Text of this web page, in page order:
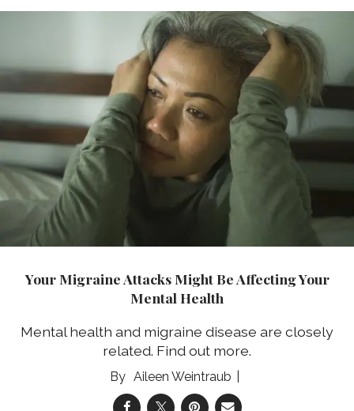
Your Migraine Attacks Might Be Affecting Your
Mental Health
Mental health and migraine disease are closely
related. Find out more.
Aileen Weintraub